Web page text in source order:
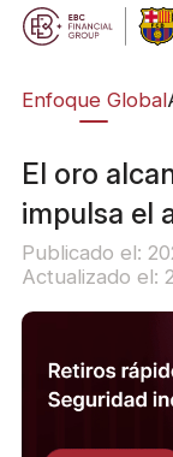
Enfoque Global
El oro
impulsa el
Publicado el:
Actualizado el: